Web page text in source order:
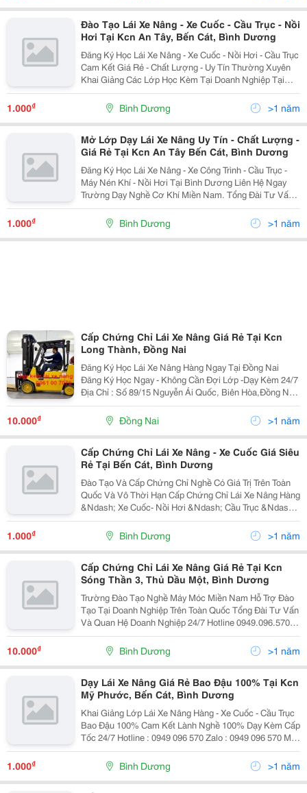
Đào Tạo Lái Xe Nâng - Xe Cuốc - Cầu Trục - Nồi
Hơi Tại Kcn An Tây, Bến Cát, Bình Dương
Đăng Ký Học Lái Xe Nâng - Xe Cuốc - Nồi Hơi - Cầu Trục
Cam Kết Giá Rẻ - Chất Lượng - Uy Tín Thường Xuyên
Khai Giảng Các Lớp Học Kèm Tại Doanh Nghiệp Tại
Bình Dương - Đồng Nai - Tphcm - Long An Liên Hệ Ngay
Trường Dạy Nghề Cơ Khí...
1.000₫ Bình Dương >1 năm
Mở Lớp Dạy Lái Xe Nâng Uy Tín - Chất Lượng -
Giá Rẻ Tại Kcn An Tây Bến Cát, Bình Dương
Đăng Ký Học Lái Xe Nâng - Xe Công Trình - Cầu Trục -
Máy Nén Khí - Nồi Hơi Tại Bình Dương Liên Hệ Ngay
Trường Dạy Nghề Cơ Khí Miền Nam. Tổng Đài Tư Vấn
Và Chăm Sóc Khách Hàng 24/7 0949.096.570 Zalo Trực
Tuyến : 0949.096.570 ...
1.000₫ Bình Dương >1 năm
Cấp Chứng Chỉ Lái Xe Nâng Giá Rẻ Tại Kcn
Long Thành, Đồng Nai
Đăng Ký Học Lái Xe Nâng Hàng Ngay Tại Đồng Nai
Đăng Ký Học Ngay - Không Cần Đợi Lớp -Dạy Kèm 24/7
Địa Chỉ : Số 89/15 Nguyễn Ái Quốc, Biên Hòa,Đồng Nai
Chi Nhánh 1: Hẻm 22, An Phước, Long Thành, Đồng
Nai Địa Điểm Học Lái Linh...
10.000₫ Đồng Nai >1 năm
Cấp Chứng Chỉ Lái Xe Nâng - Xe Cuốc Giá Siêu
Rẻ Tại Bến Cát, Bình Dương
Đào Tạo Và Cấp Chứng Chỉ Nghề Có Giá Trị Trên Toàn
Quốc Và Vô Thời Hạn Cấp Chứng Chỉ Lái Xe Nâng Hàng
&Ndash; Xe Cuốc- Nồi Hơi &Ndash; Cầu Trục &Ndash;
Máy Nén Khí Cấp Tốc-Nhanh Đào Tạo An Toàn Lao
1.000₫ Bình Dương >1 năm
Cấp Chứng Chỉ Lái Xe Nâng Giá Rẻ Tại Kcn
Sóng Thần 3, Thủ Dầu Một, Bình Dương
Trường Đào Tạo Nghề Máy Móc Miền Nam Hỗ Trợ Đào
Tạo Tại Doanh Nghiệp Trên Toàn Quốc Tổng Đài Tư Vấn
Và Quan Hệ Doanh Nghiệp 24/7 Hotline 0949.096.570
Zalo : 0949.096.570 Khai Giảng Thường Xuyên Các Lớp
Lái Xe Nâng &Ndash; Xe...
10.000₫ Bình Dương >1 năm
Dạy Lái Xe Nâng Giá Rẻ Bao Đậu 100% Tại Kcn
Mỹ Phước, Bến Cát, Bình Dương
Khai Giảng Lớp Lái Xe Nâng Hàng - Xe Cuốc - Cầu Trục
Bao Đậu 100% Cam Kết Lành Nghề 100% Dạy Kèm Cấp
Tốc 24/7 Hotline : 0949 096 570 Zalo : 0949 096 570 Mở
Lớp Từ Thứ Hai Đến Chủ Nhật Đăng Ký Học Ngay
Không Cần Đợi Lớp ...
1.000₫ Bình Dương >1 năm